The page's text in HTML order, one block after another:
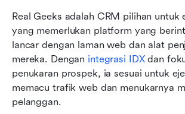
Real Geeks adalah CRM pilihan untuk
yang memerlukan platform yang
lancar dengan laman web dan alat
mereka. Dengan integrasi IDX dan
penukaran prospek, ia sesuai untuk
memacu trafik web dan menukarnya
pelanggan.